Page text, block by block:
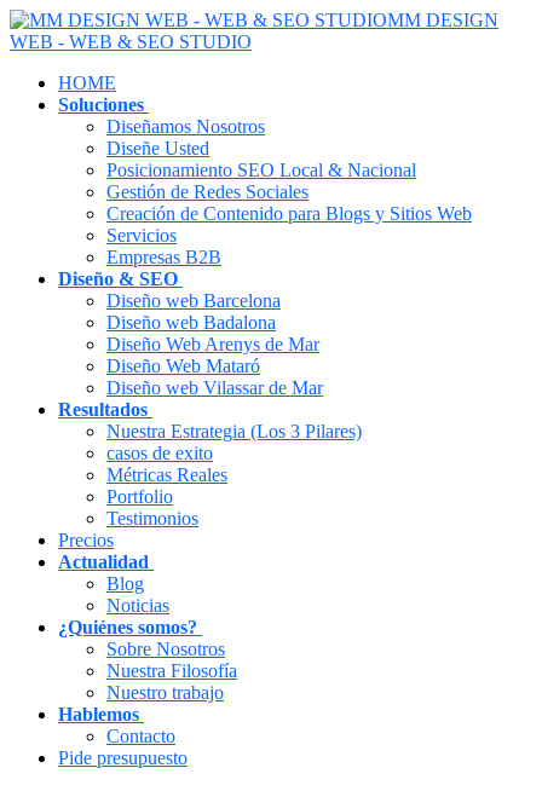
MM DESIGN
WEB - WEB & SEO STUDIO
HOME
Soluciones
Diseñamos Nosotros
Diseñe Usted
Posicionamiento SEO Local & Nacional
Gestión de Redes Sociales
Creación de Contenido para Blogs y Sitios Web
Servicios
Empresas B2B
Diseño & SEO
Diseño web Barcelona
Diseño web Badalona
Diseño Web Arenys de Mar
Diseño Web Mataró
Diseño web Vilassar de Mar
Resultados
Nuestra Estrategia (Los 3 Pilares)
casos de exito
Métricas Reales
Portfolio
Testimonios
Precios
Actualidad
Blog
Noticias
¿Quiénes somos?
Sobre Nosotros
Nuestra Filosofía
Nuestro trabajo
Hablemos
Contacto
Pide presupuesto